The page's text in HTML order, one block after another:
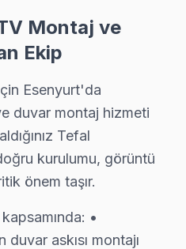
TV servis hattımız günlük olarak
Kemal bölgesinde Tefal TV
Tefal Servis
Montaj ve
Ekip
Esenyurt'da
duvar montaj hizmeti
Tefal
kurulumu, görüntü
önem taşır.
•
askısı montajı